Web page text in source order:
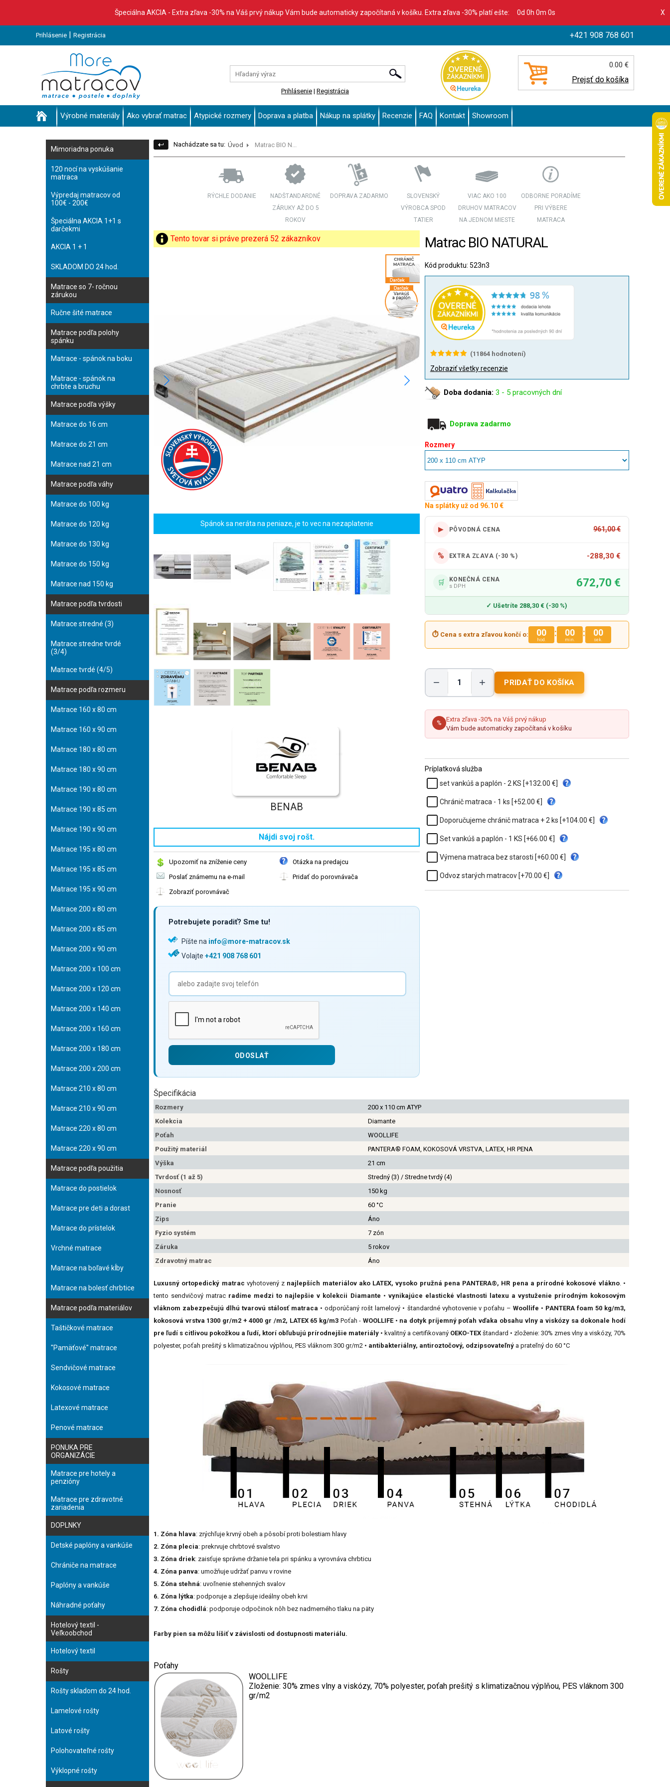
Špeciálna AKCIA - Extra zľava -30% na Váš prvý nákup Vám bude automaticky započítaná v košíku. Extra zľava -30% platí ešte: 0d 0h 0m 0s X
Prihlásenie | Registrácia +421 908 768 601
0.00 €
Prejsť do košíka
Prihlásenie | Registrácia
Výrobné materiály Ako vybrať matrac Atypické rozmery Doprava a platba Nákup na splátky Recenzie FAQ Kontakt Showroom
Mimoriadna ponuka
120 nocí na vyskúšanie
matraca
Výpredaj matracov od
100€ - 200€
Špeciálna AKCIA 1+1 s
darčekmi
AKCIA 1 + 1
SKLADOM DO 24 hod.
Matrace so 7- ročnou
zárukou
Ručne šité matrace
Matrace podľa polohy
spánku
Matrace - spánok na boku
Matrace - spánok na
chrbte a bruchu
Matrace podľa výšky
Matrace do 16 cm
Matrace do 21 cm
Matrace nad 21 cm
Matrace podľa váhy
Matrace do 100 kg
Matrace do 120 kg
Matrace do 130 kg
Matrace do 150 kg
Matrace nad 150 kg
Matrace podľa tvrdosti
Matrace stredné (3)
Matrace stredne tvrdé
(3/4)
Matrace tvrdé (4/5)
Matrace podľa rozmeru
Matrace 160 x 80 cm
Matrace 160 x 90 cm
Matrace 180 x 80 cm
Matrace 180 x 90 cm
Matrace 190 x 80 cm
Matrace 190 x 85 cm
Matrace 190 x 90 cm
Matrace 195 x 80 cm
Matrace 195 x 85 cm
Matrace 195 x 90 cm
Matrace 200 x 80 cm
Matrace 200 x 85 cm
Matrace 200 x 90 cm
Matrace 200 x 100 cm
Matrace 200 x 120 cm
Matrace 200 x 140 cm
Matrace 200 x 160 cm
Matrace 200 x 180 cm
Matrace 200 x 200 cm
Matrace 210 x 80 cm
Matrace 210 x 90 cm
Matrace 220 x 80 cm
Matrace 220 x 90 cm
Matrace podľa použitia
Matrace do postielok
Matrace pre deti a dorast
Matrace do prístelok
Vrchné matrace
Matrace na boľavé kĺby
Matrace na bolesť chrbtice
Matrace podľa materiálov
Taštičkové matrace
"Pamäťové" matrace
Sendvičové matrace
Kokosové matrace
Latexové matrace
Penové matrace
PONUKA PRE
ORGANIZÁCIE
Matrace pre hotely a
penzióny
Matrace pre zdravotné
zariadenia
DOPLNKY
Detské paplóny a vankúše
Chrániče na matrace
Paplóny a vankúše
Náhradné poťahy
Hotelový textil -
Veľkoobchod
Hotelový textil
Rošty
Rošty skladom do 24 hod.
Lamelové rošty
Latové rošty
Polohovateľné rošty
Výklopné rošty
Nachádzate sa tu: Úvod Matrac BIO N...
RÝCHLE DODANIE
NADŠTANDARDNÉ
ZÁRUKY AŽ DO 5
ROKOV
DOPRAVA ZADARMO
SLOVENSKÝ
VÝROBCA SPOD
TATIER
VIAC AKO 100
DRUHOV MATRACOV
NA JEDNOM MIESTE
ODBORNE PORADÍME
PRI VÝBERE
MATRACA
Tento tovar si práve prezerá 52 zákazníkov
Spánok sa neráta na peniaze, je to vec na nezaplatenie
BENAB
Nájdi svoj rošt.
Upozorniť na zníženie ceny
Otázka na predajcu
Poslať známemu na e-mail
Pridať do porovnávača
Zobraziť porovnávač
Potrebujete poradiť? Sme tu!
Píšte na info@more-matracov.sk
Volajte +421 908 768 601
Matrac BIO NATURAL
Kód produktu: 523n3
(11864hodnotení)
Zobraziť všetky recenzie
Doba dodania: 3 - 5 pracovných dní
Doprava zadarmo
Rozmery
Na splátky už od 96.10 €
▶ PÔVODNÁ CENA 961,00 €
% EXTRA ZĽAVA (-30 %) -288,30 €
🛒 KONEČNÁ CENA
s DPH 672,70 €
✓ Ušetríte 288,30 € (-30 %)
⏱ Cena s extra zľavou končí o: 00
hod.
: 00
min.
: 00
sek.
− +
%
Extra zľava -30% na Váš prvý nákup
Vám bude automaticky započítaná v košíku
Príplatková služba
set vankúš a paplón - 2 KS [+132.00 €]
Chránič matraca - 1 ks [+52.00 €]
Doporučujeme chránič matraca + 2 ks [+104.00 €]
Set vankúš a paplón - 1 KS [+66.00 €]
Výmena matraca bez starosti [+60.00 €]
Odvoz starých matracov [+70.00 €]
Špecifikácia
Rozmery
200 x 110 cm ATYP
Kolekcia
Diamante
Poťah
WOOLLIFE
Použitý materiál
PANTERA® FOAM, KOKOSOVÁ VRSTVA, LATEX, HR PENA
Výška
21 cm
Tvrdosť (1 až 5)
Stredný (3) / Stredne tvrdý (4)
Nosnosť
150 kg
Pranie
60 °C
Zips
Áno
Fyzio systém
7 zón
Záruka
5 rokov
Zdravotný matrac
Áno
Luxusný ortopedický matrac vyhotovený z najlepších materiálov ako LATEX, vysoko pružná pena PANTERA®, HR pena a prírodné kokosové vlákno. •
tento sendvičový matrac radíme medzi to najlepšie v kolekcii Diamante • vynikajúce elastické vlastnosti latexu a vystuženie prírodným kokosovým
vláknom zabezpečujú dlhú tvarovú stálosť matraca • odporúčaný rošt lamelový • štandardné vyhotovenie v poťahu – Woollife • PANTERA foam 50 kg/m3,
kokosová vrstva 1300 gr/m2 + 4000 gr /m2, LATEX 65 kg/m3Poťah -WOOLLIFE• na dotyk príjemný poťah vďaka obsahu vlny a viskózy sa dokonale hodí
pre ľudí s citlivou pokožkou a ľudí, ktorí obľubujú prírodnejšie materiály • kvalitný a certifikovaný OEKO-TEX štandard • zloženie: 30% zmes vlny a viskózy, 70%
polyester, poťah prešitý s klimatizačnou výplňou, PES vláknom 300 gr/m2 • antibakteriálny, antiroztočový, odzipsovateľný a prateľný do 60 °C
1. Zóna hlava: zrýchľuje krvný obeh a pôsobí proti bolestiam hlavy
2. Zóna plecia: prekrvuje chrbtové svalstvo
3. Zóna driek: zaisťuje správne držanie tela pri spánku a vyrovnáva chrbticu
4. Zóna panva: umožňuje udržať panvu v rovine
5. Zóna stehná: uvoľnenie stehenných svalov
6. Zóna lýtka: podporuje a zlepšuje ideálny obeh krvi
7. Zóna chodidlá: podporuje odpočinok nôh bez nadmerného tlaku na päty
Farby pien sa môžu líšiť v závislosti od dostupnosti materiálu.
Poťahy
WOOLLIFE
Zloženie: 30% zmes vlny a viskózy, 70% polyester, poťah prešitý s klimatizačnou výplňou, PES vláknom 300
gr/m2